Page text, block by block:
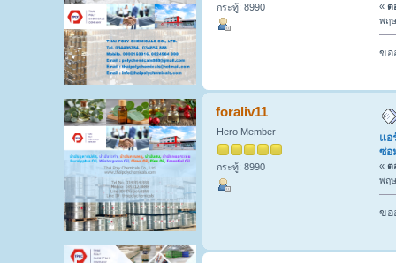
กระทู้: 8990 « ต
พฤ
ขอ
foraliv11
Hero Member
กระทู้: 8990
แอ
ซ่อ
« ต
พฤ
ขอ